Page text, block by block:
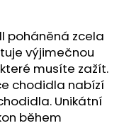
poháněná zcela
výjimečnou
musíte zažít.
chodidla nabízí
Unikátní
během